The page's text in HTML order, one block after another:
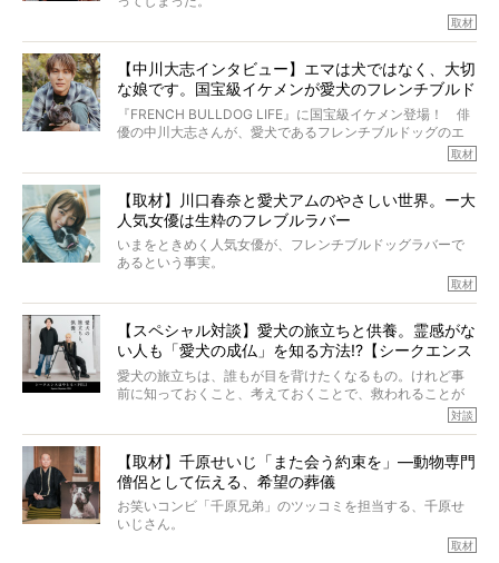
いいます。
この事実はフレンチブルドッグだけでなく、脳腫瘍と闘う
太郎のオーナーである佐藤さんご夫婦に、治療の選択やケ
アについて詳しくお話しをうかがいました。
り添いたいと思う。
その悲しみをいますぐ解消することはできないが、話をき
いて、泣いたり笑ったりするのもいいだろう。
こんな子だった、こんなにいい子だった、ほんとうに愛し
ていたと。
ぼくらは上沼恵美子さんのご自宅へ伺って、お話をきこう
と思った。
取材
【中川大志インタビュー】エマは犬ではなく、大切
な娘です。国宝級イケメンが愛犬のフレンチブルド
ッグと一緒に登場
『FRENCH BULLDOG LIFE』に国宝級イケメン登場！ 俳
優の中川大志さんが、愛犬であるフレンチブルドッグのエ
マちゃん（2歳の女の子）にメロメロとの情報を聞きつけ、
カエピソードが次から次へと飛び出しました。
取材
【取材】川口春奈と愛犬アムのやさしい世界。ー大
人気女優は生粋のフレブルラバー
いまをときめく人気女優が、フレンチブルドッグラバーで
あるという事実。
とりを目の当たりにするほどに、そのフレンチブルドッグ
愛がわたしたちのそれとまったく同じであることに、なん
だかうれしくなってしまったのでした。
春奈さんとアムちゃんのすてきな暮らしを、BUHI編集長の
小西がいつくしみながら、切り取らせていただきます。
取材
【スペシャル対談】愛犬の旅立ちと供養。霊感がな
い人も「愛犬の成仏」を知る方法!?【シークエンス
はやとも×PELI】
愛犬の旅立ちは、誰もが目を背けたくなるもの。けれど事
前に知っておくこと、考えておくことで、救われることが
力をもつお笑い芸人「シークエンスはやとも」さんに、愛
犬の旅立ちや供養についてインタビュー。
インタビュアー兼対談相手は、大の犬好きで心霊分野の知
識にも長けているPELIさん。
「愛犬が旅立ったあと、ベッドやおもちゃはどうすればい
対談
【取材】千原せいじ「また会う約束を」―動物専門
僧侶として伝える、希望の葬儀
お笑いコンビ「千原兄弟」のツッコミを担当する、千原せ
いじさん。
取材